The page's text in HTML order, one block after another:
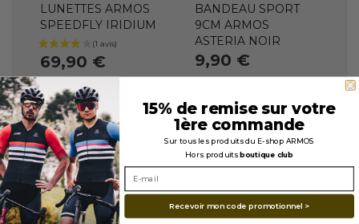
LUNETTES ARMOS
SPEEDFLY IRIDIUM
69,90 €
BANDEAU SPORT
9CM ARMOS
ASTERIA NOIR
9,90 €
15% de remise sur votre
1ère commande
Sur tous les produits du E-shop ARMOS
Hors produitsboutique club
Recevoir mon code promotionnel >